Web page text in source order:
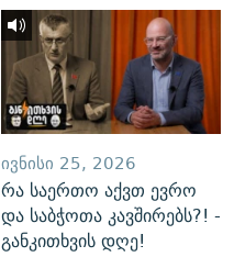
ᲘᲕᲜᲘᲡᲘ 25, 2026
რა საერთო აქვთ ევრო
და საბჭოთა კავშირებს?! -
განკითხვის დღე!